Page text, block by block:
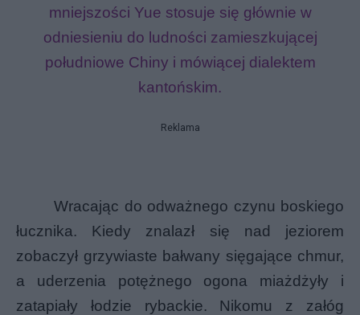
mniejszości Yue stosuje się głównie w
odniesieniu do ludności zamieszkującej
południowe Chiny i mówiącej dialektem
kantońskim.
Reklama
Wracając do odważnego czynu boskiego
łucznika. Kiedy znalazł się nad jeziorem
zobaczył grzywiaste bałwany sięgające chmur,
a uderzenia potężnego ogona miażdżyły i
zatapiały łodzie rybackie. Nikomu z załóg